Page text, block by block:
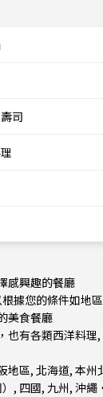
司
感興趣的餐廳
據您的條件如地
美食餐廳
也有各類西洋料理,
地區, 北海道, 本州
, 四國, 九州, 沖繩